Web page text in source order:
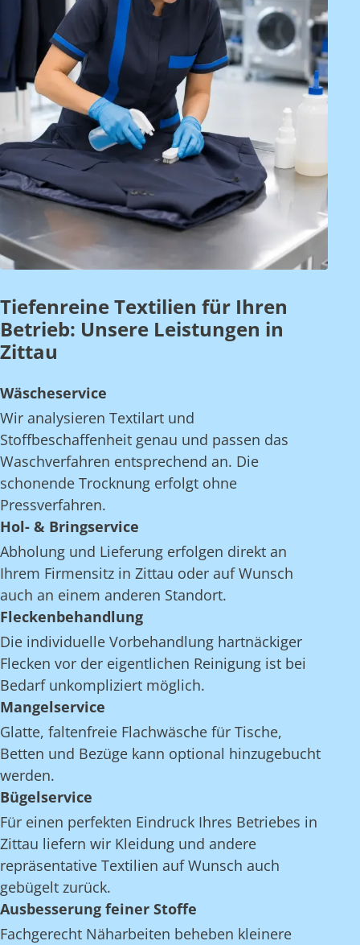
Tiefenreine Textilien für Ihren
Betrieb: Unsere Leistungen in
Zittau
Wäscheservice
Wir analysieren Textilart und
Stoffbeschaffenheit genau und passen das
Waschverfahren entsprechend an. Die
schonende Trocknung erfolgt ohne
Pressverfahren.
Hol- & Bringservice
Abholung und Lieferung erfolgen direkt an
Ihrem Firmensitz in Zittau oder auf Wunsch
auch an einem anderen Standort.
Fleckenbehandlung
Die individuelle Vorbehandlung hartnäckiger
Flecken vor der eigentlichen Reinigung ist bei
Bedarf unkompliziert möglich.
Mangelservice
Glatte, faltenfreie Flachwäsche für Tische,
Betten und Bezüge kann optional hinzugebucht
werden.
Bügelservice
Für einen perfekten Eindruck Ihres Betriebes in
Zittau liefern wir Kleidung und andere
repräsentative Textilien auf Wunsch auch
gebügelt zurück.
Ausbesserung feiner Stoffe
Fachgerecht Näharbeiten beheben kleinere